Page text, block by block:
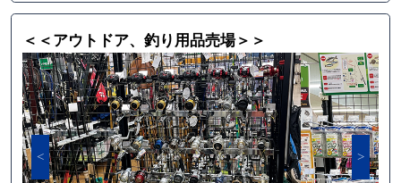
＜＜アウトドア、釣り用品売場＞＞